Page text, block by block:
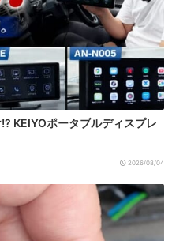
KEIYOポータブルディスプレ
2026/08/04